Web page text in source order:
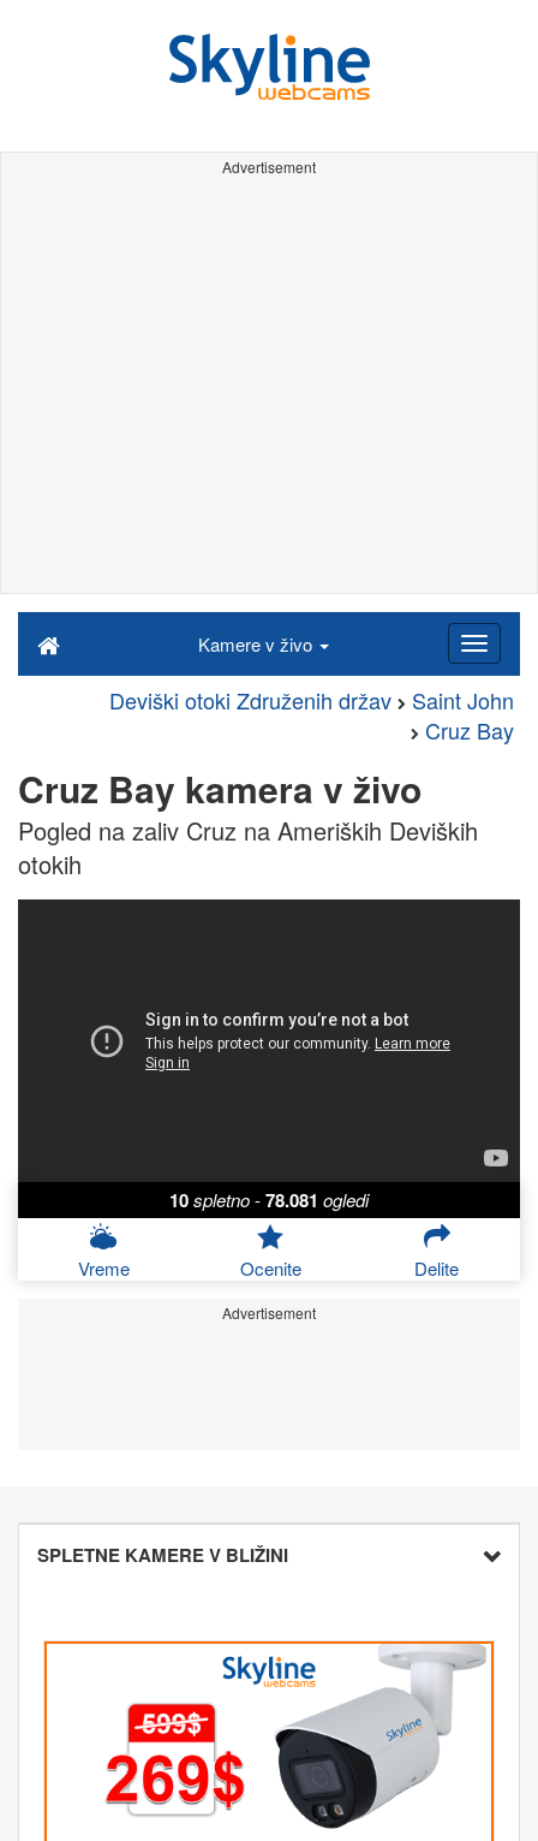
Advertisement
Kamere v živo
Deviški otoki Združenih držav
Saint John
Cruz Bay
Cruz Bay kamera v živo
Pogled na zaliv Cruz na Ameriških Deviških
otokih
10spletno-78.081 ogledi
Vreme Ocenite Delite
Advertisement
SPLETNE KAMERE V BLIŽINI